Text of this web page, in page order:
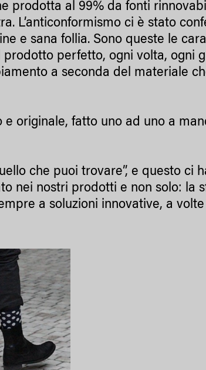
prodotta al 99% da fonti
L’anticonformismo ci è stato
e sana follia. Sono queste le
perfetto, ogni volta, ogni
a seconda del materiale
originale, fatto uno ad uno a
che puoi trovare”, e questo ci
nei nostri prodotti e non solo: la
a soluzioni innovative, a